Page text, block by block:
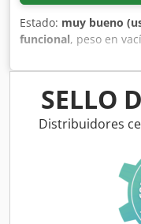
Estado: muy bueno
funcional, peso en
, horas de
aire acondicionado,
compactador, año
buen estado, listo
Transporte y entrega
documentos
también disponible
SELLO
Distribuidores